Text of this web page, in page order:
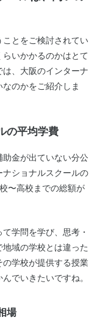
とをご検討されてい
いかかるのかはとて
、大阪のインターナ
のかをご紹介しま
の平均学費
金が出ていない分公
ショナルスクールの
〜高校までの総額が
学問を学び、思考・
域の学校とは違った
学校が提供する授業
でいきたいですね。
場